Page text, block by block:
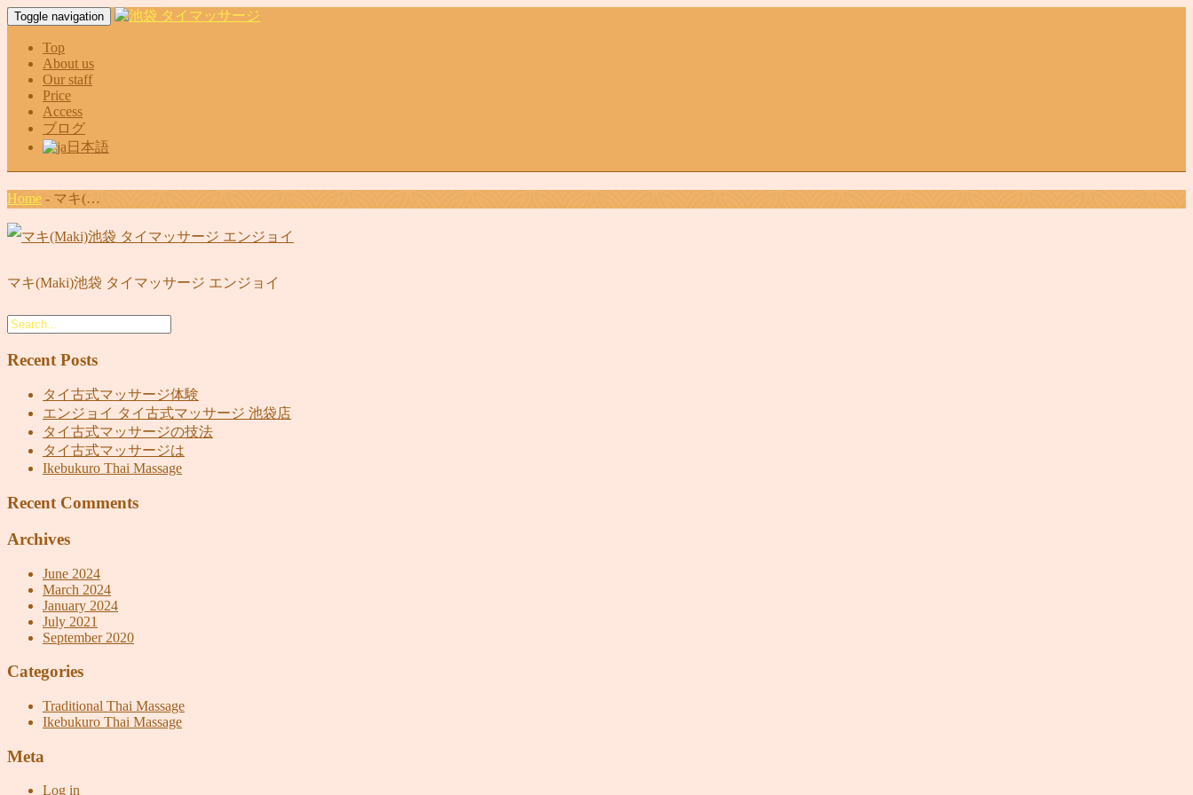
Toggle navigation
Top
About us
Our staff
Price
Access
ブログ
日本語
Home - マキ(…
マキ(Maki)池袋 タイマッサージ エンジョイ
Recent Posts
タイ古式マッサージ体験
エンジョイ タイ古式マッサージ 池袋店
タイ古式マッサージの技法
タイ古式マッサージは
Ikebukuro Thai Massage
Recent Comments
Archives
June 2024
March 2024
January 2024
July 2021
September 2020
Categories
Traditional Thai Massage
Ikebukuro Thai Massage
Meta
Log in